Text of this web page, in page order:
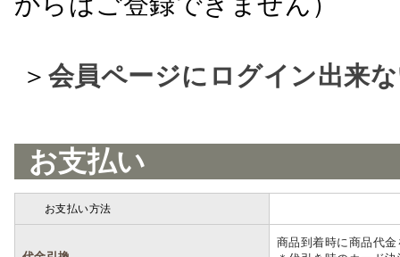
＞ 会員ページにログイン出来
お支払い
お支払い方法
商品到着時に商品代